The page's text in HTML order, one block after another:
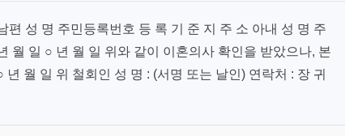
성 명 주민등록번호 등 록 기 준 지 주 소 아내 성 명 주
월 일 ○ 년 월 일 위와 같이 이혼의사 확인을 받았으나, 본
월 일 위 철회인 성 명 : (서명 또는 날인) 연락처 : 장 귀